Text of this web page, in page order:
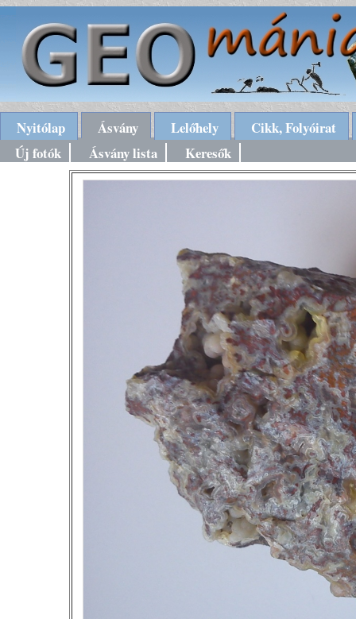
Nyitólap Ásvány Lelőhely
Cikk, Folyóirat
Új fotók
Ásvány lista Keresők